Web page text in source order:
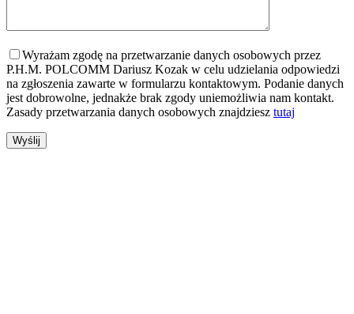
Wyrażam zgodę na przetwarzanie danych osobowych przez
P.H.M. POLCOMM Dariusz Kozak w celu udzielania odpowiedzi
na zgłoszenia zawarte w formularzu kontaktowym. Podanie danych
jest dobrowolne, jednakże brak zgody uniemożliwia nam kontakt.
Zasady przetwarzania danych osobowych znajdziesz tutaj